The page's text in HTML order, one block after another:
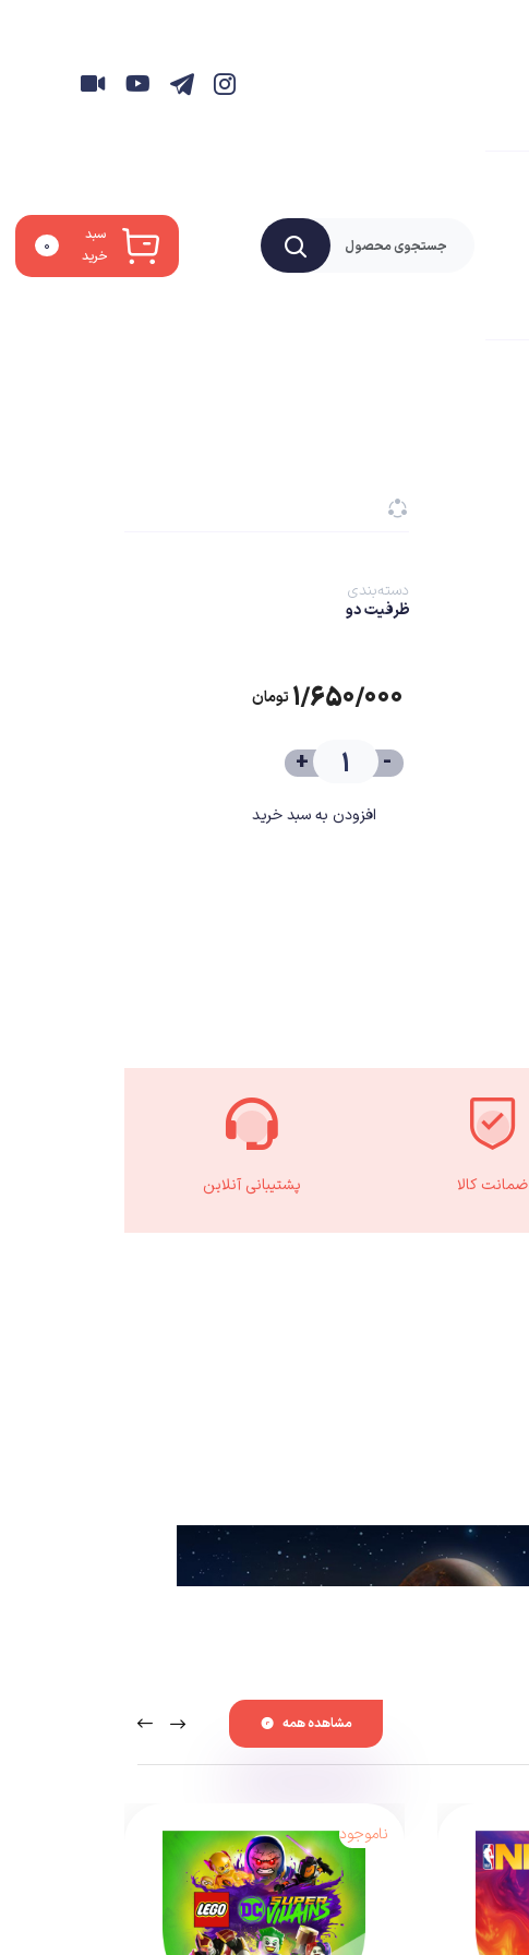
سبد
خرید
۰
دسته‌بندی
ظرفیت دو
۱/۶۵۰/۰۰۰ تومان
-
+
افزودن به سبد خرید
ضمانت کالا پشتیبانی آنلاین
مشاهده همه
ناموجود